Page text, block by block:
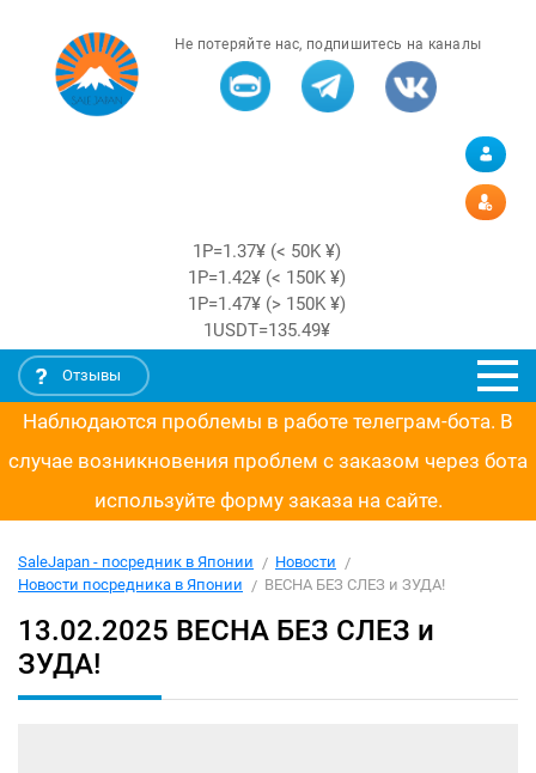
Не потеряйте нас, подпишитесь на каналы
1Р=1.37¥ (< 50K ¥)
1Р=1.42¥ (< 150K ¥)
1Р=1.47¥ (> 150K ¥)
1USDT=135.49¥
Отзывы
Наблюдаются проблемы в работе телеграм-бота. В
случае возникновения проблем с заказом через бота
используйте форму заказа на сайте.
SaleJapan - посредник в Японии
Новости
Новости посредника в Японии
ВЕСНА БЕЗ СЛЕЗ и ЗУДА!
13.02.2025 ВЕСНА БЕЗ СЛЕЗ и
ЗУДА!